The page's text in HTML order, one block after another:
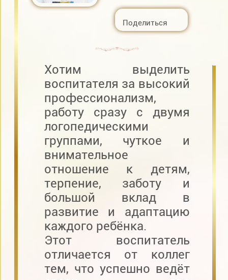
Поделиться
Хотим выделить
воспитателя за высокий
профессионализм,
работу сразу с двумя
логопедическими
группами, чуткое и
внимательное
отношение к детям,
терпение, заботу и
большой вклад в
развитие и адаптацию
каждого ребёнка.
Этот воспитатель
отличается от коллег
тем, что успешно ведёт